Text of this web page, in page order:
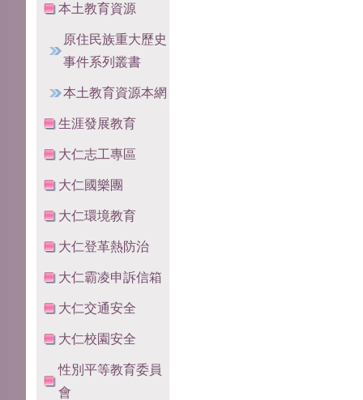
本土教育資源
原住民族重大歷史
事件系列叢書
本土教育資源本網
生涯發展教育
大仁志工專區
大仁國樂團
大仁環境教育
大仁登革熱防治
大仁霸凌申訴信箱
大仁交通安全
大仁校園安全
性別平等教育委員
會